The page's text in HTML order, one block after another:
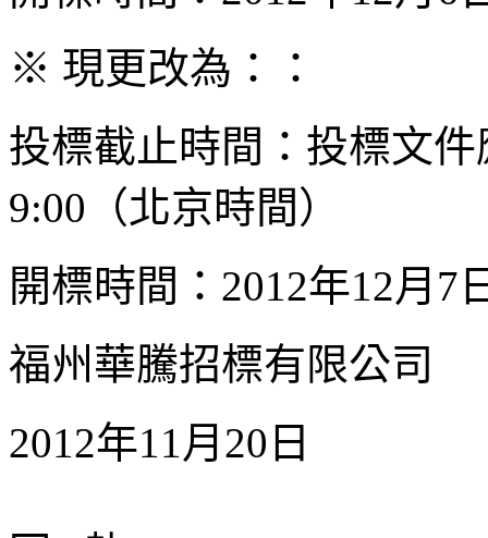
※ 現更改為：：
投標截止時間：投標文
9:00（北京時間）
開標時間：2012年12月7
福州華騰招標有限公司
2012年11月20日